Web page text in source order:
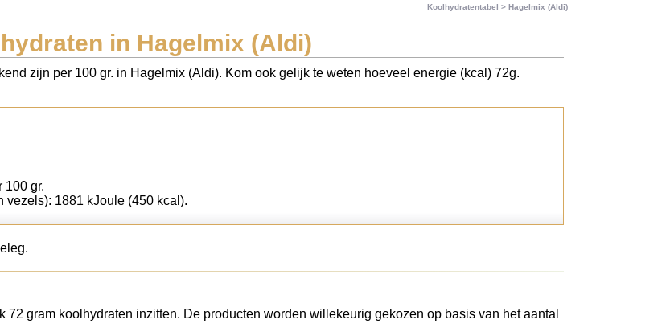
Koolhydratentabel > Hagelmix (Aldi)
in Hagelmix (Aldi)
zijn per 100 gr. in Hagelmix (Aldi). Kom ook gelijk te weten hoeveel energie (kcal) 72g.
100 gr.
vezels): 1881 kJoule (450 kcal).
gram koolhydraten inzitten. De producten worden willekeurig gekozen op basis van het aantal